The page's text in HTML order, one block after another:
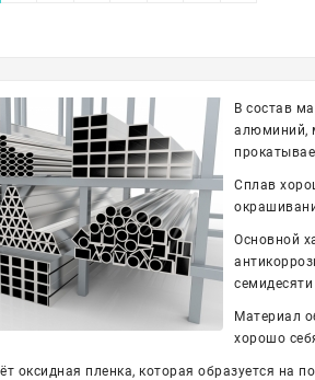
В состав
алюминий,
Сплав
Основной
семидесяти
Материал
хорошо
оксидная пленка, которая образуется